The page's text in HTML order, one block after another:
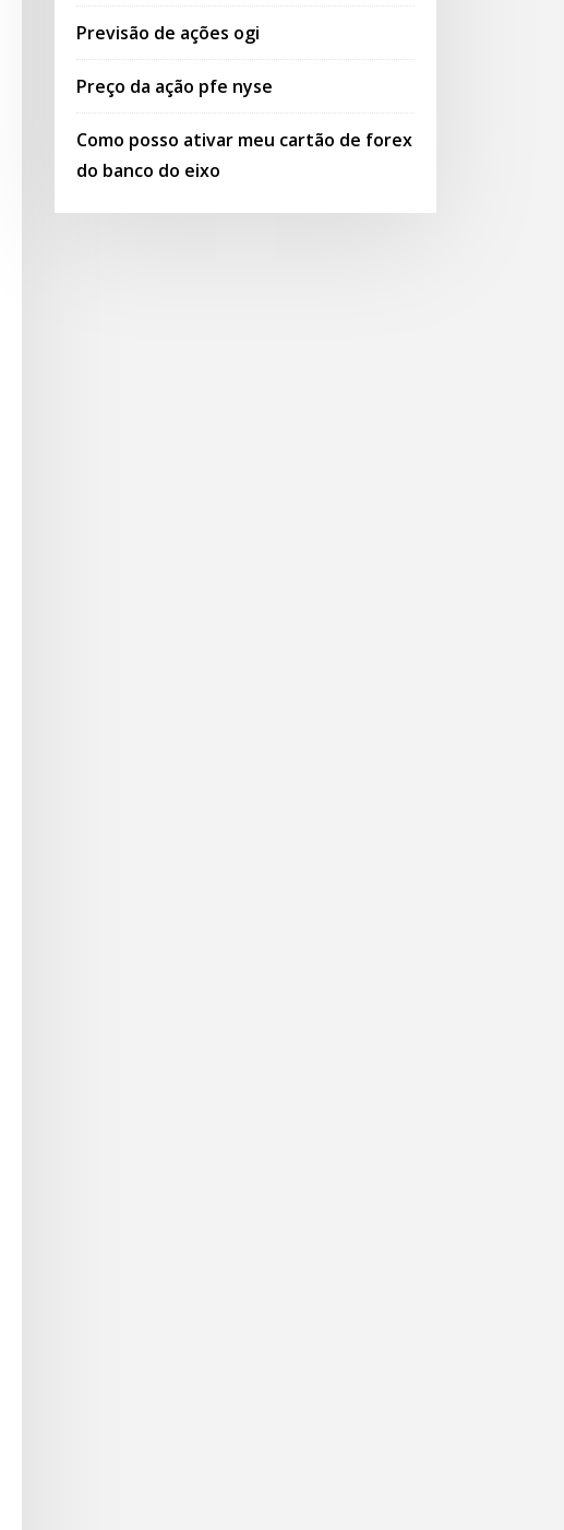
Previsão de ações ogi
Preço da ação pfe nyse
Como posso ativar meu cartão de forex
do banco do eixo